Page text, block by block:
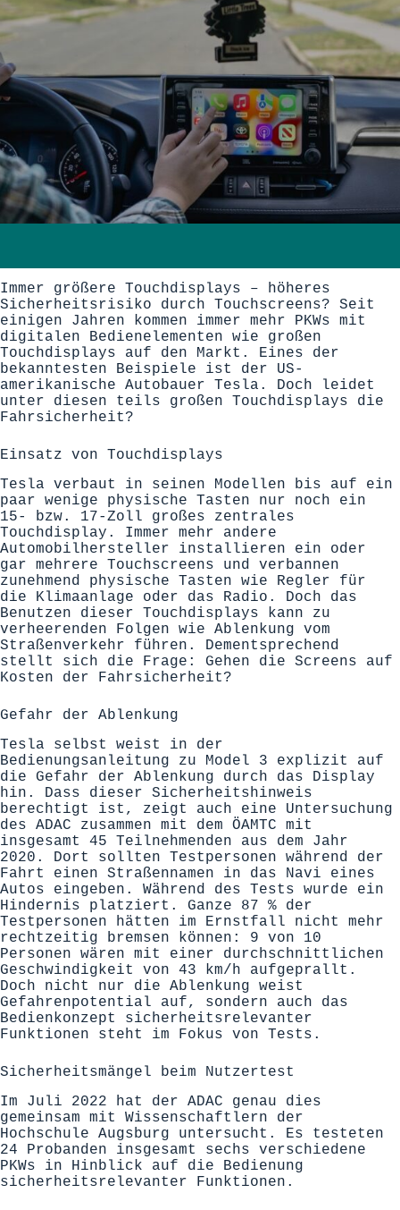
Immer größere Touchdisplays – höheres
Sicherheitsrisiko durch Touchscreens? Seit
einigen Jahren kommen immer mehr PKWs mit
digitalen Bedienelementen wie großen
Touchdisplays auf den Markt. Eines der
bekanntesten Beispiele ist der US-
amerikanische Autobauer Tesla. Doch leidet
unter diesen teils großen Touchdisplays die
Fahrsicherheit?
Einsatz von Touchdisplays
Tesla verbaut in seinen Modellen bis auf ein
paar wenige physische Tasten nur noch ein
15- bzw. 17-Zoll großes zentrales
Touchdisplay. Immer mehr andere
Automobilhersteller installieren ein oder
gar mehrere Touchscreens und verbannen
zunehmend physische Tasten wie Regler für
die Klimaanlage oder das Radio. Doch das
Benutzen dieser Touchdisplays kann zu
verheerenden Folgen wie Ablenkung vom
Straßenverkehr führen. Dementsprechend
stellt sich die Frage: Gehen die Screens auf
Kosten der Fahrsicherheit?
Gefahr der Ablenkung
Tesla selbst weist in der
Bedienungsanleitung zu Model 3 explizit auf
die Gefahr der Ablenkung durch das Display
hin. Dass dieser Sicherheitshinweis
berechtigt ist, zeigt auch eine Untersuchung
des ADAC zusammen mit dem ÖAMTC mit
insgesamt 45 Teilnehmenden aus dem Jahr
2020. Dort sollten Testpersonen während der
Fahrt einen Straßennamen in das Navi eines
Autos eingeben. Während des Tests wurde ein
Hindernis platziert. Ganze 87 % der
Testpersonen hätten im Ernstfall nicht mehr
rechtzeitig bremsen können: 9 von 10
Personen wären mit einer durchschnittlichen
Geschwindigkeit von 43 km/h aufgeprallt.
Doch nicht nur die Ablenkung weist
Gefahrenpotential auf, sondern auch das
Bedienkonzept sicherheitsrelevanter
Funktionen steht im Fokus von Tests.
Sicherheitsmängel beim Nutzertest
Im Juli 2022 hat der ADAC genau dies
gemeinsam mit Wissenschaftlern der
Hochschule Augsburg untersucht. Es testeten
24 Probanden insgesamt sechs verschiedene
PKWs in Hinblick auf die Bedienung
sicherheitsrelevanter Funktionen .